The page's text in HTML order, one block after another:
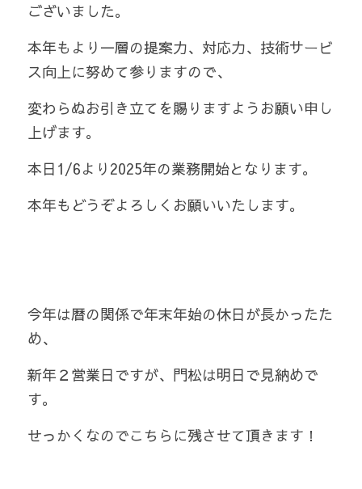
藤岡スチールセンター
高崎吉井工場
栃木第二工場
栃木ヤード
長野佐久工場
検索
ございました。
本年もより一層の提案力、対応力、技術サービ
ス向上に努めて参りますので、
変わらぬお引き立てを賜りますようお願い申し
上げます。
本日1/6より2025年の業務開始となります。
本年もどうぞよろしくお願いいたします。
今年は暦の関係で年末年始の休日が長かったた
め、
新年２営業日ですが、門松は明日で見納めで
す。
せっかくなのでこちらに残させて頂きます！